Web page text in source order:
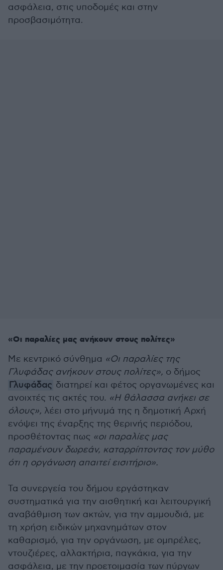
ασφάλεια, στις υποδομές και στην
προσβασιμότητα.
«Οι παραλίες μας ανήκουν στους πολίτες»
Με κεντρικό σύνθημα «Οι παραλίες της
Γλυφάδας ανήκουν στους πολίτες», ο δήμος
Γλυφάδας διατηρεί και φέτος οργανωμένες και
ανοιχτές τις ακτές του. «Η θάλασσα ανήκει σε
όλους», λέει στο μήνυμά της η δημοτική Αρχή
ενόψει της έναρξης της θερινής περιόδου,
προσθέτοντας πως «οι παραλίες μας
παραμένουν δωρεάν, καταρρίπτοντας τον μύθο
ότι η οργάνωση απαιτεί εισιτήριο».
Τα συνεργεία του δήμου εργάστηκαν
συστηματικά για την αισθητική και λειτουργική
αναβάθμιση των ακτών, για την αμμουδιά, με
τη χρήση ειδικών μηχανημάτων στον
καθαρισμό, για την οργάνωση, με ομπρέλες,
ντουζιέρες, αλλακτήρια, παγκάκια, για την
ασφάλεια, με την προετοιμασία των πύργων